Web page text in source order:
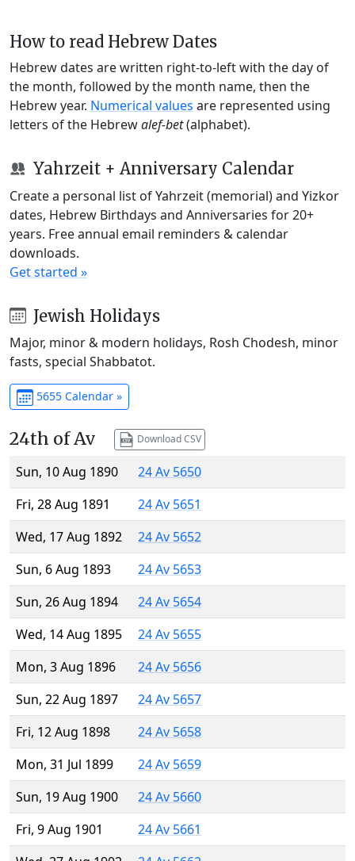
How to read Hebrew Dates
Hebrew dates are written right-to-left with the day of
the month, followed by the month name, then the
Hebrew year. Numerical values are represented using
letters of the Hebrewalef-bet(alphabet).
Yahrzeit + Anniversary Calendar
Create a personal list of Yahrzeit (memorial) and Yizkor
dates, Hebrew Birthdays and Anniversaries for 20+
years. Free annual email reminders & calendar
downloads.
Get started »
Jewish Holidays
Major, minor & modern holidays, Rosh Chodesh, minor
fasts, special Shabbatot.
5655 Calendar »
24th of Av Download CSV
Sun, 10 Aug 1890
24 Av 5650
Fri, 28 Aug 1891
24 Av 5651
Wed, 17 Aug 1892
24 Av 5652
Sun, 6 Aug 1893
24 Av 5653
Sun, 26 Aug 1894
24 Av 5654
Wed, 14 Aug 1895
24 Av 5655
Mon, 3 Aug 1896
24 Av 5656
Sun, 22 Aug 1897
24 Av 5657
Fri, 12 Aug 1898
24 Av 5658
Mon, 31 Jul 1899
24 Av 5659
Sun, 19 Aug 1900
24 Av 5660
Fri, 9 Aug 1901
24 Av 5661